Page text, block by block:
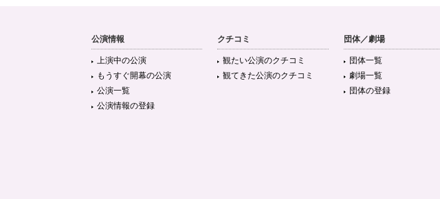
公演情報
上演中の公演
もうすぐ開幕の公演
公演一覧
公演情報の登録
クチコミ
観たい公演のクチコミ
観てきた公演のクチコミ
団体／劇場
団体一覧
劇場一覧
団体の登録